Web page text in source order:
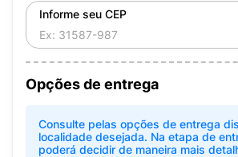
Informe seu CEP
Opções de entrega
Consulte pelas opções de entrega
localidade desejada. Na etapa de
poderá decidir de maneira mais